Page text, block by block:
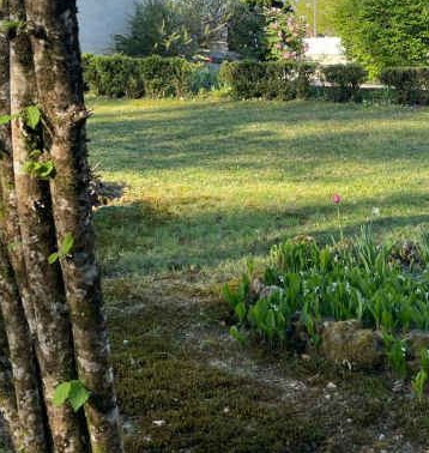
techniques:
estimé des dépenses annuelles d’énergie
compris). Consommation énergétique
sur les risques auxquels ce bien est
du viager occupé:
est vendue enviager occupéavec
continue à vivre dans son logement
etc.).
vous bénéficiez de la pleine jouissance
VÉNALE : 175 000€. Frais
: 50 500€. Honoraires agence : charge
VIAGÈRE : 400 Euros/mois révisable selon
question ou pour organiser une visite,
06.51.19.80.75 carole@chviager.fr